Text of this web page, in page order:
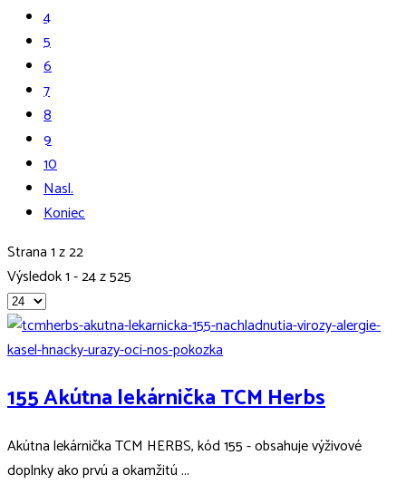
4
5
6
7
8
9
10
Nasl.
Koniec
Strana 1 z 22
Výsledok 1 - 24 z 525
155 Akútna lekárnička TCM Herbs
Akútna lekárnička TCM HERBS, kód 155 - obsahuje výživové
doplnky ako prvú a okamžitú ...